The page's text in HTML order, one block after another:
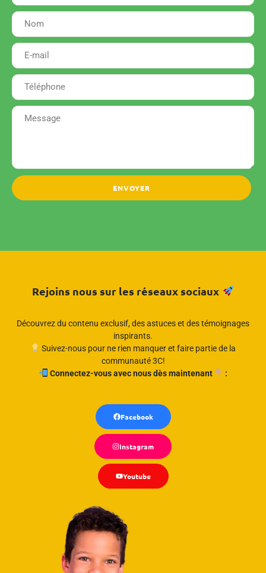
ENVOYER
Rejoins nous sur les réseaux sociaux
Découvrez du contenu exclusif, des astuces et des témoignages
inspirants.
Suivez-nous pour ne rien manquer et faire partie de la
communauté 3C!
Connectez-vous avec nous dès maintenant
:
Facebook
Instagram
Youtube